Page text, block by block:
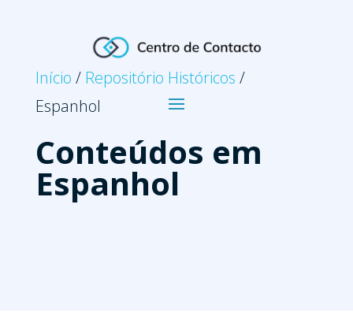
Início / Repositório Históricos /
Espanhol
Conteúdos em
Espanhol